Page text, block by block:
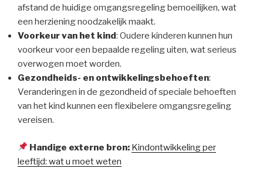
afstand de huidige omgangsregeling bemoeilijken, wat
een herziening noodzakelijk maakt.
Voorkeur van het kind: Oudere kinderen kunnen hun
voorkeur voor een bepaalde regeling uiten, wat serieus
overwogen moet worden.
Gezondheids- en ontwikkelingsbehoeften:
Veranderingen in de gezondheid of speciale behoeften
van het kind kunnen een flexibelere omgangsregeling
vereisen.
Handige externe bron: Kindontwikkeling per
leeftijd: wat u moet weten